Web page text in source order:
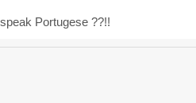
Portugese ??!!